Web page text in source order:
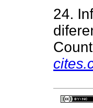
24.